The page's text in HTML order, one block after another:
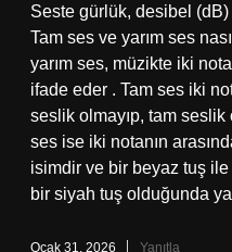
Seste gürlük, desibel
Tam ses ve yarım ses
yarım ses, müzikte iki
ifade eder . Tam ses iki
seslik olmayıp, tam seslik
ses ise iki notanın
isimdir ve bir beyaz tuş
bir siyah tuş olduğunda
Ocak 31, 2026 Yanıtla